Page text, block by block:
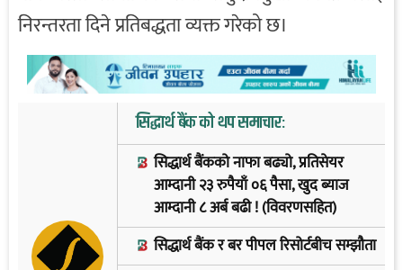
निरन्तरता दिने प्रतिबद्धता व्यक्त गरेको छ।
सिद्धार्थ बैंक को थप समाचार:
सिद्धार्थ बैंकको नाफा बढ्यो, प्रतिसेयर
आम्दानी २३ रुपैयाँ ०६ पैसा, खुद ब्याज
आम्दानी ८ अर्ब बढी ! (विवरणसहित)
सिद्धार्थ बैंक र बर पीपल रिसोर्टबीच सम्झौता